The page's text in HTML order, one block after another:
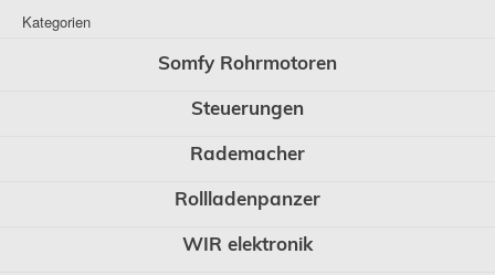
Kategorien
Somfy Rohrmotoren
Steuerungen
Rademacher
Rollladenpanzer
WIR elektronik